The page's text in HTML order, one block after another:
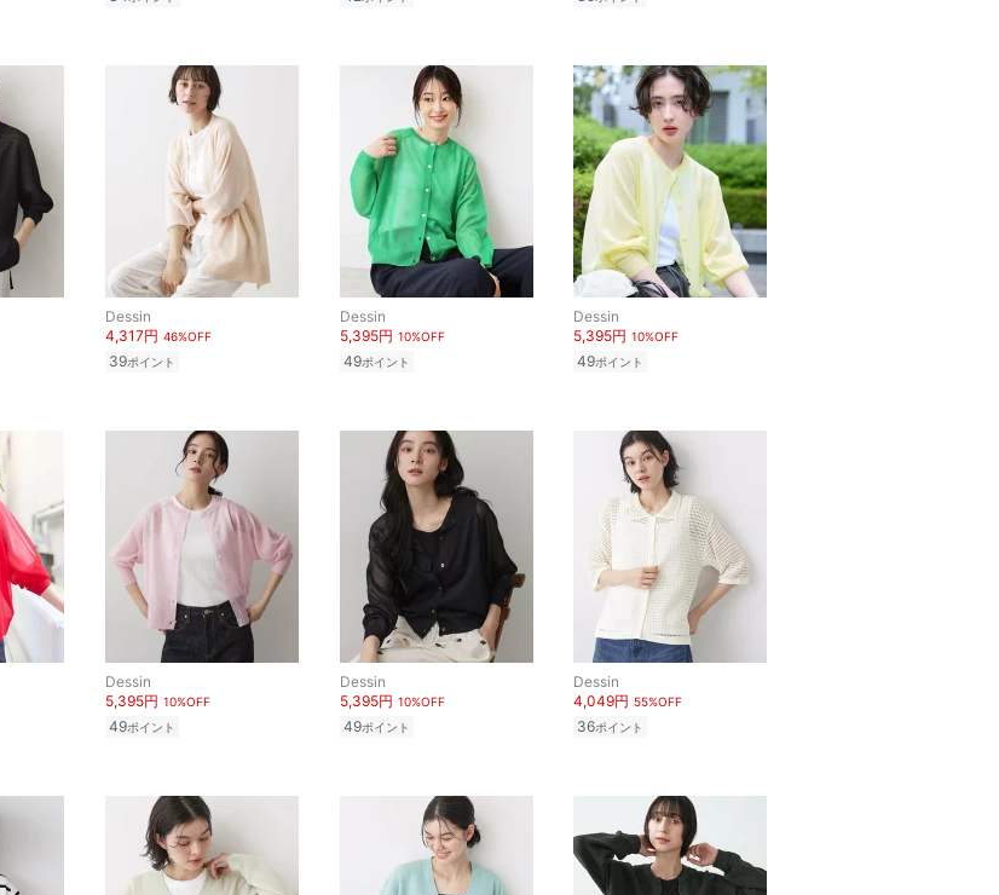
Dessin
4,317円 46%OFF
39ポイント
Dessin
5,395円 10%OFF
49ポイント
Dessin
5,395円 10%OFF
49ポイント
Dessin
5,395円 10%OFF
49ポイント
Dessin
5,395円 10%OFF
49ポイント
Dessin
4,049円 55%OFF
36ポイント